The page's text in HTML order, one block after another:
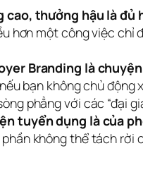
cao, thưởng hậu là
hơn một công việc chỉ
Branding là
bạn không chủ động
phẳng với các “đại
tuyển dụng là của
phần không thể tách